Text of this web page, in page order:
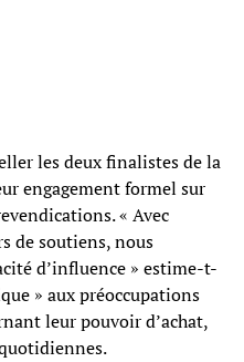
les deux finalistes de la
engagement formel sur
« Avec
de soutiens, nous
d’influence » estime-t-
» aux préoccupations
leur pouvoir d’achat,